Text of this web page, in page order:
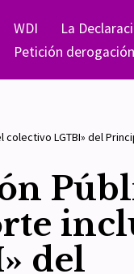
WDI La
Petición
LGTBI» del
del